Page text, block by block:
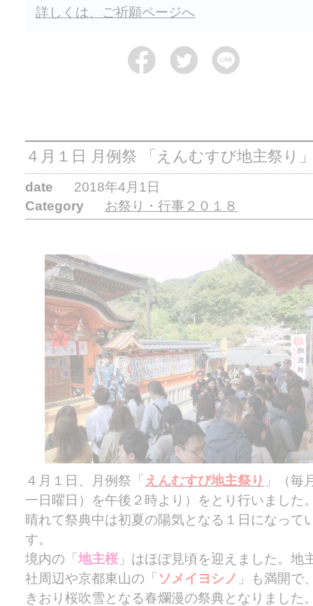
詳しくは、ご祈願ページへ
４月１日 月例祭 「えんむすび地主祭り
date
2018年4月1日
Category
お祭り・行事２０１８
４月１日、月例祭「 えんむすび地主祭り 」（毎
一日曜日）を午後２時より）をとり行いました
晴れて祭典中は初夏の陽気となる１日になって
す。
境内の「地主桜 」はほぼ見頃を迎えました。地
社周辺や京都東山の「ソメイヨシノ 」も満開で
きおり桜吹雪となる春爛漫の祭典となりました